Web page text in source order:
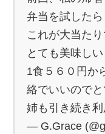
弁当を試したら
これが大当た
とても美味しい
1食５６０円か
絡でいいので
姉も引き続き利
— G.Grace